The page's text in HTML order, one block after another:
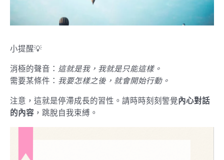
小提醒💡
消極的聲音： 這就是我，我就是只能這樣。
需要某條件： 我要怎樣之後，就會開始行動。
注意，這就是停滯成長的習性。請時時刻刻警覺內心對話
的內容 ，跳脫自我束縛。